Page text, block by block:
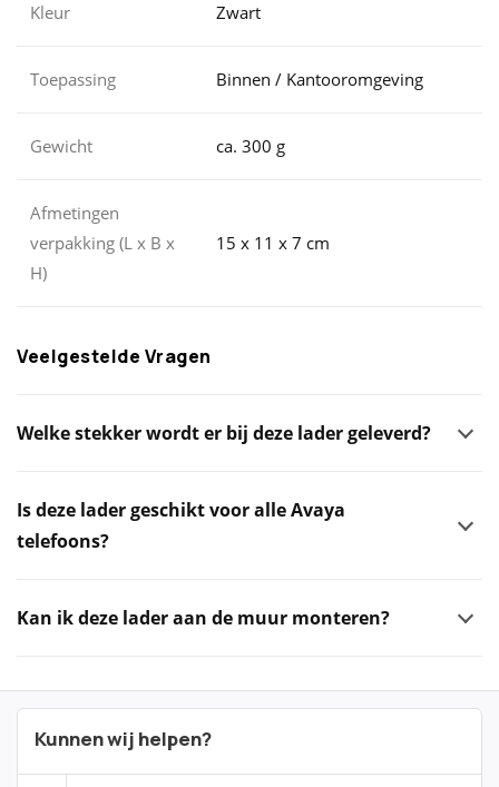
Kleur Zwart
Toepassing Binnen / Kantooromgeving
Gewicht ca. 300 g
Afmetingen
verpakking (L x B x
H)
15 x 11 x 7 cm
Veelgestelde Vragen
Welke stekker wordt er bij deze lader geleverd?
Is deze lader geschikt voor alle Avaya
telefoons?
Kan ik deze lader aan de muur monteren?
Kunnen wij helpen?